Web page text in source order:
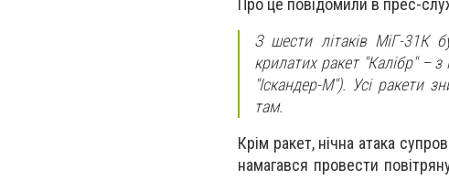
Про це повідомили в прес-
З шести літаків МіГ-31К
крилатих ракет "Калібр" –
"Іскандер-М"). Усі ракети
там.
Крім ракет, нічна атака
намагався провести